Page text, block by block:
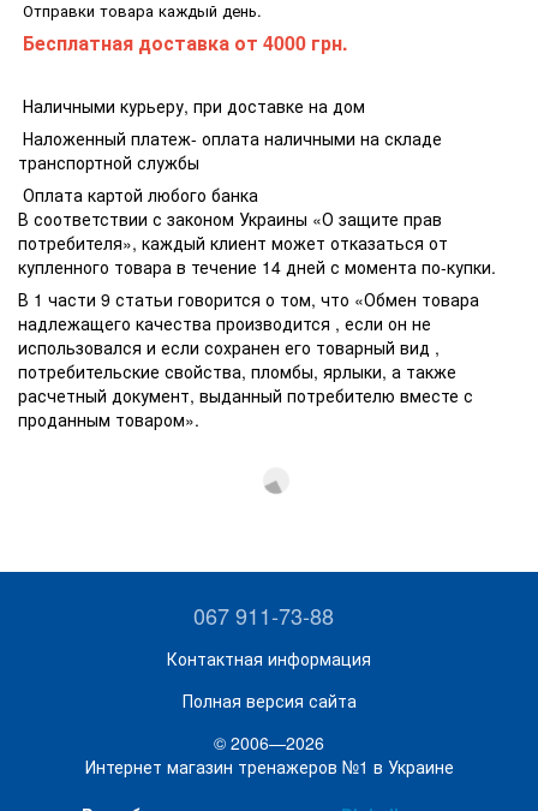
Отправки товара каждый день.
Бесплатная доставка от 4000 грн.
Наличными курьеру, при доставке на дом
Наложенный платеж- оплата наличными на складе
транспортной службы
Оплата картой любого банка
В соответствии с законом Украины «О защите прав
потребителя», каждый клиент может отказаться от
купленного товара в течение 14 дней с момента по-купки.
В 1 части 9 статьи говорится о том, что «Обмен товара
надлежащего качества производится , если он не
использовался и если сохранен его товарный вид ,
потребительские свойства, пломбы, ярлыки, а также
расчетный документ, выданный потребителю вместе с
проданным товаром».
067 911-73-88
Контактная информация
Полная версия сайта
© 2006—2026
Интернет магазин тренажеров №1 в Украине